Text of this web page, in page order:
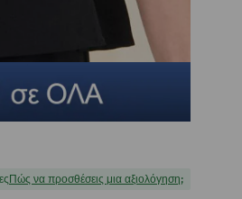
Πώς να προσθέσεις μια αξιολόγηση;